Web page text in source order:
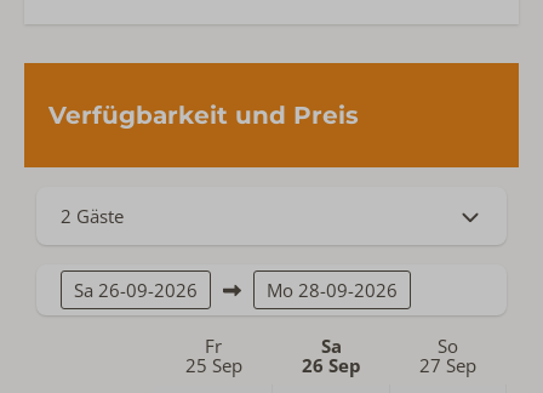
Verfügbarkeit und Preis
2 Gäste
Sa 26-09-2026 Mo 28-09-2026
Fr
25 Sep
Sa
26 Sep
So
27 Sep